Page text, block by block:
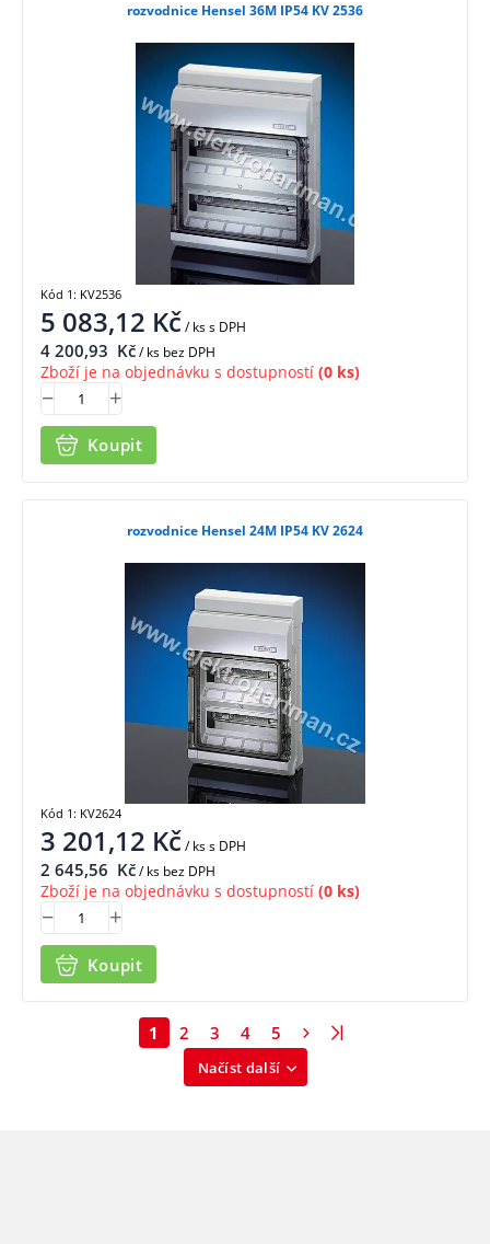
rozvodnice Hensel 36M IP54 KV 2536
5 083,12 Kč/ kss DPH
4 200,93 Kč/ ks bez DPH
Zboží je na objednávku s dostupností (0 ks)
Koupit
Kód 1: KV2536
rozvodnice Hensel 24M IP54 KV 2624
3 201,12 Kč/ kss DPH
2 645,56 Kč/ ks bez DPH
Zboží je na objednávku s dostupností (0 ks)
Koupit
Kód 1: KV2624
Načíst další
1 2 3 4 5